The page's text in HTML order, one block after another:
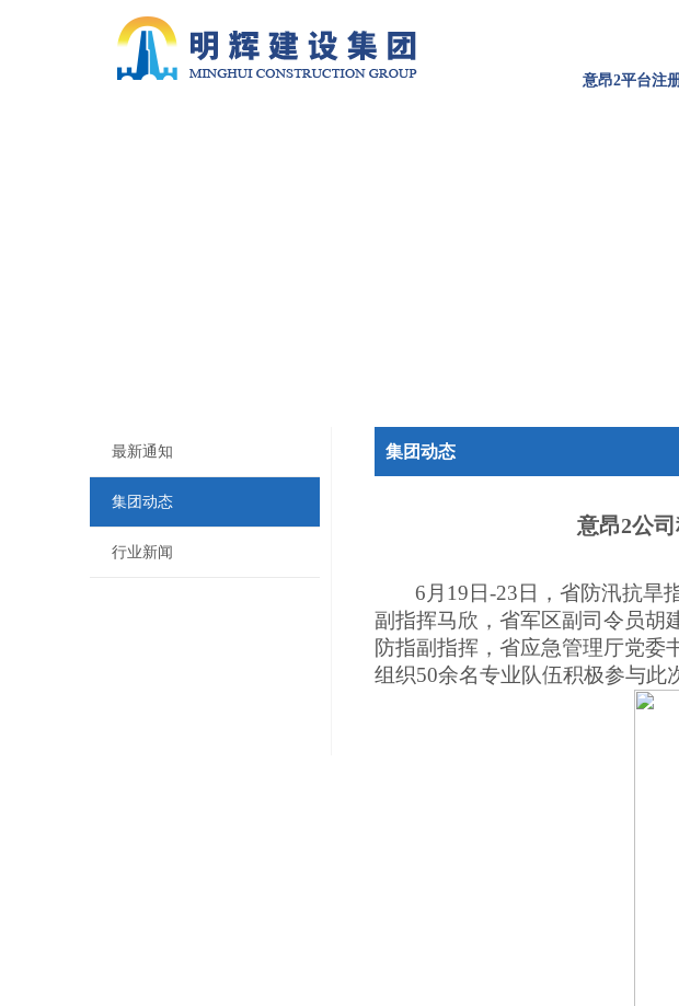
意昂2平台注
最新通知
集团动态
行业新闻
集团动态
意昂2公
6月19日-23日，省防汛抗旱
副指挥马欣，省军区副司令员胡
防指副指挥，省应急管理厅党委
组织50余名专业队伍积极参与此